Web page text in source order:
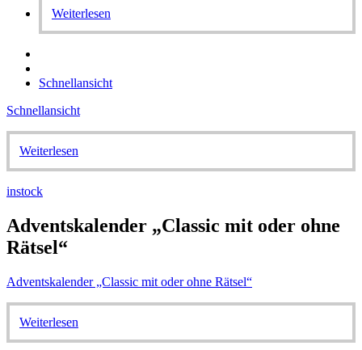
Weiterlesen
Schnellansicht
Schnellansicht
Weiterlesen
instock
Adventskalender „Classic mit oder ohne
Rätsel“
Adventskalender „Classic mit oder ohne Rätsel“
Weiterlesen